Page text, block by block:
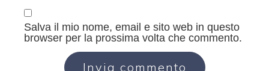
Salva il mio nome, email e sito web in questo
browser per la prossima volta che commento.